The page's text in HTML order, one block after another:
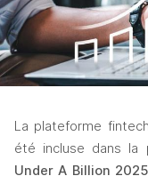
La plateforme
été incluse dans la
Under A Billion 2025